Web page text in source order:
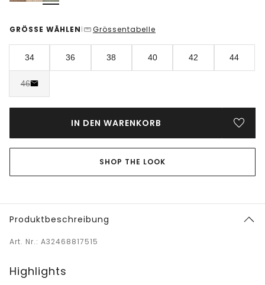
GRÖSSE WÄHLEN | Grössentabelle
34 36 38 40 42 44
46
IN DEN WARENKORB
SHOP THE LOOK
Produktbeschreibung
Art. Nr.: A32468817515
Highlights